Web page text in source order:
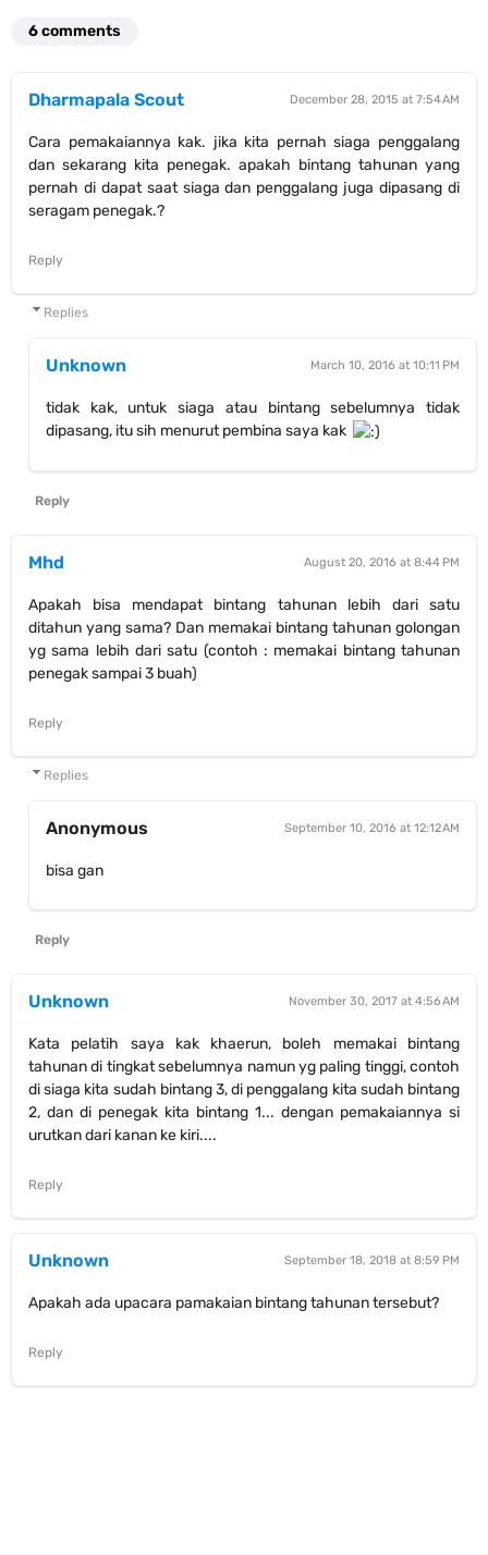
6 comments
Dharmapala Scout December 28, 2015 at 7:54 AM
Cara pemakaiannya kak. jika kita pernah siaga penggalang
dan sekarang kita penegak. apakah bintang tahunan yang
pernah di dapat saat siaga dan penggalang juga dipasang di
seragam penegak.?
Reply
Replies
Unknown March 10, 2016 at 10:11 PM
tidak kak, untuk siaga atau bintang sebelumnya tidak
dipasang, itu sih menurut pembina saya kak
Reply
Mhd August 20, 2016 at 8:44 PM
Apakah bisa mendapat bintang tahunan lebih dari satu
ditahun yang sama? Dan memakai bintang tahunan golongan
yg sama lebih dari satu (contoh : memakai bintang tahunan
penegak sampai 3 buah)
Reply
Replies
Anonymous September 10, 2016 at 12:12 AM
bisa gan
Reply
Unknown November 30, 2017 at 4:56 AM
Kata pelatih saya kak khaerun, boleh memakai bintang
tahunan di tingkat sebelumnya namun yg paling tinggi, contoh
di siaga kita sudah bintang 3, di penggalang kita sudah bintang
2, dan di penegak kita bintang 1... dengan pemakaiannya si
urutkan dari kanan ke kiri....
Reply
Unknown September 18, 2018 at 8:59 PM
Apakah ada upacara pamakaian bintang tahunan tersebut?
Reply